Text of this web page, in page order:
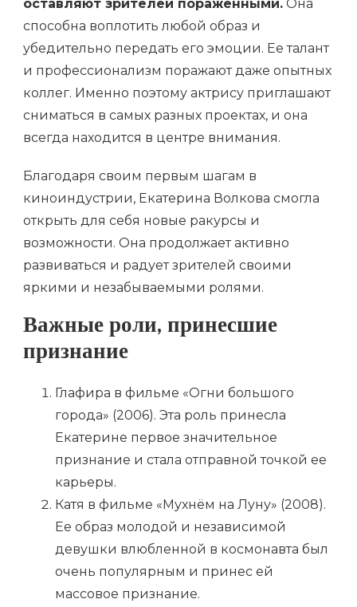
оставляют зрителей пораженными. Она
способна воплотить любой образ и
убедительно передать его эмоции. Ее талант
и профессионализм поражают даже опытных
коллег. Именно поэтому актрису приглашают
сниматься в самых разных проектах, и она
всегда находится в центре внимания.
Благодаря своим первым шагам в
киноиндустрии, Екатерина Волкова смогла
открыть для себя новые ракурсы и
возможности. Она продолжает активно
развиваться и радует зрителей своими
яркими и незабываемыми ролями.
Важные роли, принесшие
признание
Глафира в фильме «Огни большого
города» (2006). Эта роль принесла
Екатерине первое значительное
признание и стала отправной точкой ее
карьеры.
Катя в фильме «Мухнём на Луну» (2008).
Ее образ молодой и независимой
девушки влюбленной в космонавта был
очень популярным и принес ей
массовое признание.